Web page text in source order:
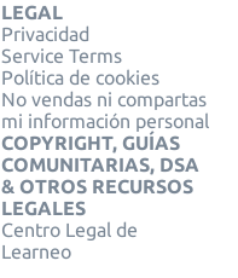
LEGAL
Privacidad
Service Terms
Política de cookies
No vendas ni compartas
mi información personal
COPYRIGHT, GUÍAS
COMUNITARIAS, DSA
& OTROS RECURSOS
LEGALES
Centro Legal de
Learneo